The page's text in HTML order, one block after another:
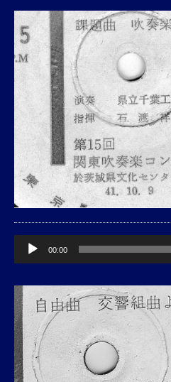
レ
ー
ヤ
ー
声
レ
ー
ヤ
ー
00:00